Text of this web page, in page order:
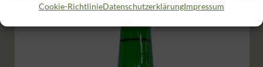
Cookie-RichtlinieDatenschutzerklärungImpressum